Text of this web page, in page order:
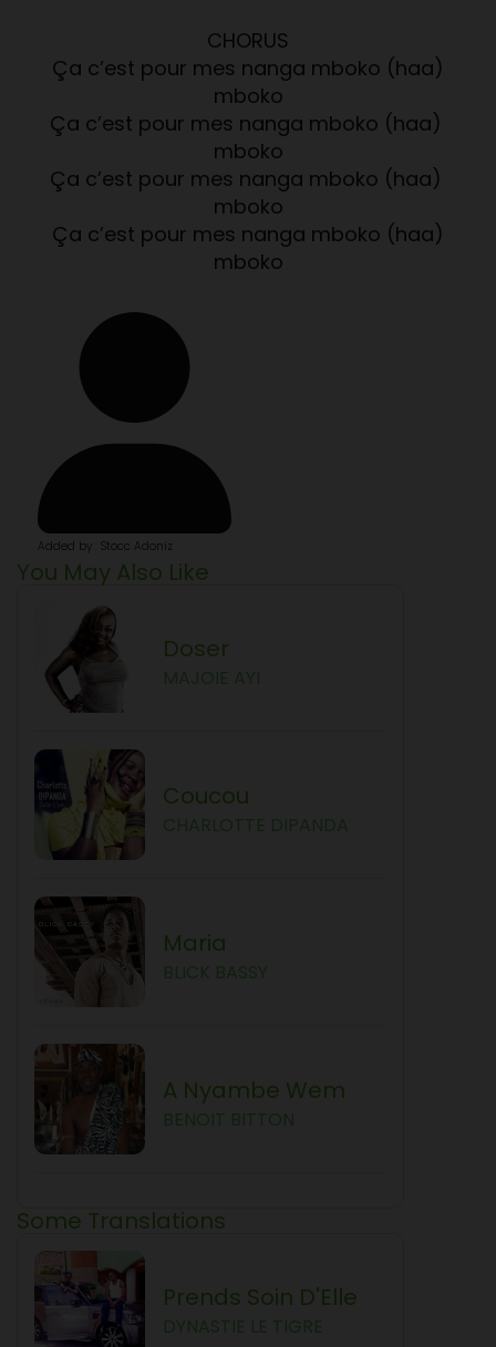
CHORUS
Ça c’est pour mes nanga mboko (haa)
mboko
Ça c’est pour mes nanga mboko (haa)
mboko
Ça c’est pour mes nanga mboko (haa)
mboko
Ça c’est pour mes nanga mboko (haa)
mboko
Added by : Stocc Adoniz
You May Also Like
Doser
Coucou
Maria
A Nyambe Wem
Some Translations
Prends Soin D'Elle